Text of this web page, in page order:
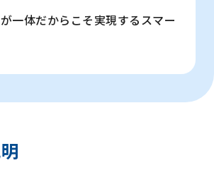
一体だからこそ実現するスマー